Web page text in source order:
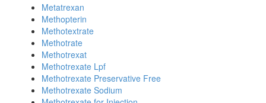
Metatrexan
Methopterin
Methotextrate
Methotrate
Methotrexat
Methotrexate Lpf
Methotrexate Preservative Free
Methotrexate Sodium